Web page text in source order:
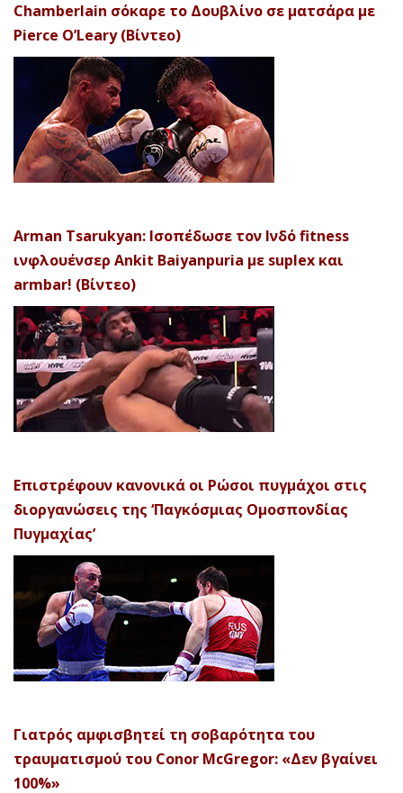
Chamberlain σόκαρε το Δουβλίνο σε ματσάρα με
Pierce O’Leary (Βίντεο)
Arman Tsarukyan: Ισοπέδωσε τον Ινδό fitness
ινφλουένσερ Ankit Baiyanpuria με suplex και
armbar! (Βίντεο)
Επιστρέφουν κανονικά οι Ρώσοι πυγμάχοι στις
διοργανώσεις της ‘Παγκόσμιας Ομοσπονδίας
Πυγμαχίας’
Γιατρός αμφισβητεί τη σοβαρότητα του
τραυματισμού του Conor McGregor: «Δεν βγαίνει
100%»